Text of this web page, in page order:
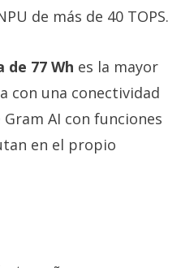
de más de 40 TOPS.
de 77 Wh es la mayor
con una conectividad
AI con funciones
en el propio